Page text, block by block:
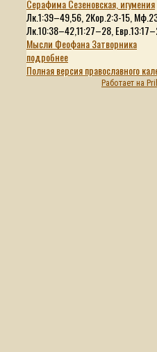
Серафима Сезеновская, игумения
Лк.1:39–49,56, 2Кор.2:3-15,
Лк.10:38–42,11:27–28,
Мысли Феофана Затворника
подробнее
Полная версия православного
Работает на